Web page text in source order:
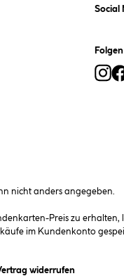
Social
nicht anders angegeben.
Preis zu erhalten,
im Kundenkonto
ein Dialogfeld)
widerrufen